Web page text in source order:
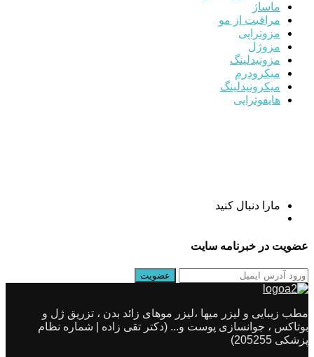
ماساژ
مراقبت از مو
مزوتراپی
مزوژل
مزونیدلینگ
میکرودرم
میکرونیدلینگ
هایفوتراپی
مارا دنبال کنید
عضویت در خبرنامه سایت
مطب زیبایی و لیزر میها ،لیزر موهای زائد بدن ، تزریق ژل و
بوتاکس ، جوانسازی پوست و... (دکتر تقی زاده | شماره نظام
پزشکی 205255)